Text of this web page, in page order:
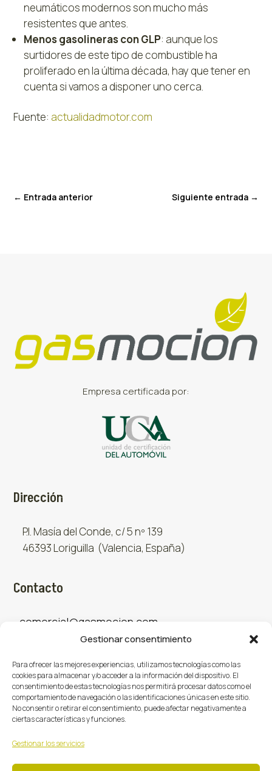
Gestionar consentimiento
Para ofrecer las mejores experiencias, utilizamos tecnologías como las
cookies para almacenar y/o acceder a la información del dispositivo. El
consentimiento de estas tecnologías nos permitirá procesar datos como el
comportamiento de navegación o las identificaciones únicas en este sitio.
No consentir o retirar el consentimiento, puede afectar negativamente a
ciertas características y funciones.
Gestionar los servicios
neumáticos modernos son mucho más
resistentes que antes.
Menos gasolineras con GLP: aunque los
surtidores de este tipo de combustible ha
proliferado en la última década, hay que tener en
cuenta si vamos a disponer uno cerca.
Fuente: actualidadmotor.com
← Entrada anterior Siguiente entrada→
Empresa certificada por:
Dirección
P.I. Masía del Conde, c/ 5 nº 139
46393 Loriguilla (Valencia, España)
Contacto
comercial@gasmocion.com
Sociales